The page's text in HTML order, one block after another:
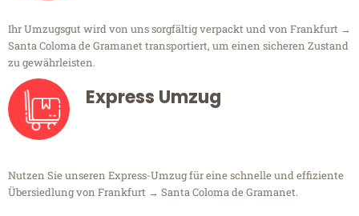
Ihr Umzugsgut wird von uns sorgfältig verpackt und von Frankfurt →
Santa Coloma de Gramanet transportiert, um einen sicheren Zustand
zu gewährleisten.
Express Umzug
Nutzen Sie unseren Express-Umzug für eine schnelle und effiziente
Übersiedlung von Frankfurt → Santa Coloma de Gramanet.